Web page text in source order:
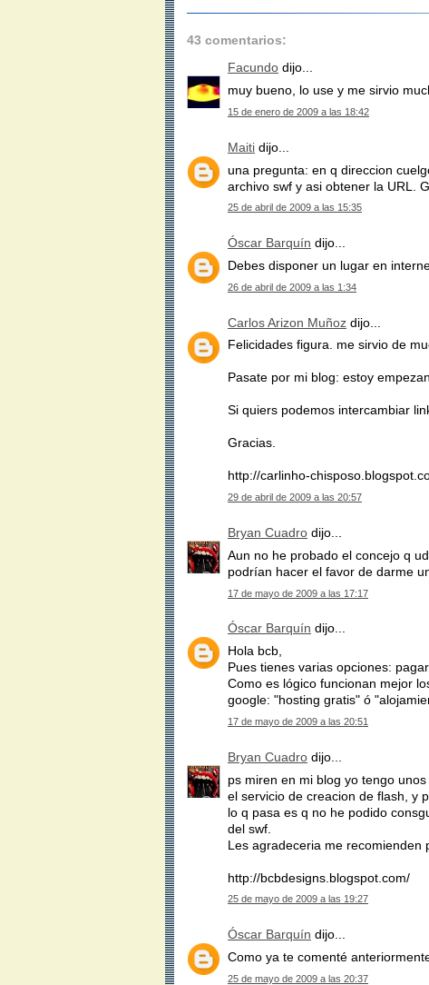
43 comentarios:
Facundo dijo...
muy bueno, lo use y me sirvio
15 de enero de 2009 a las 18:42
Maiti dijo...
una pregunta: en q direccion
archivo swf y asi obtener la URL.
25 de abril de 2009 a las 15:35
Óscar Barquín dijo...
Debes disponer un lugar en
26 de abril de 2009 a las 1:34
Carlos Arizon Muñoz dijo...
Felicidades figura. me sirvio de
Pasate por mi blog: estoy
Si quiers podemos intercambiar
Gracias.
http://carlinho-
29 de abril de 2009 a las 20:57
Bryan Cuadro dijo...
Aun no he probado el concejo q
podrían hacer el favor de darme
17 de mayo de 2009 a las 17:17
Óscar Barquín dijo...
Hola bcb,
Pues tienes varias opciones:
Como es lógico funcionan mejor
google: "hosting gratis" ó
17 de mayo de 2009 a las 20:51
Bryan Cuadro dijo...
ps miren en mi blog yo tengo
el servicio de creacion de flash, y
lo q pasa es q no he podido
del swf.
Les agradeceria me recomienden
http://bcbdesigns.blogspot.com/
25 de mayo de 2009 a las 19:27
Óscar Barquín dijo...
Como ya te comenté
25 de mayo de 2009 a las 20:37